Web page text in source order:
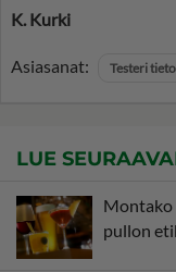
K. Kurki
Asiasanat: Testeri
LUE
Montako
pullon